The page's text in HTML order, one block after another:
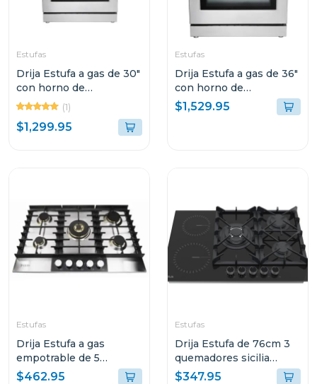
Estufas
Drija Estufa a gas de 30"
con horno de
convección
(1)
$1,299.95
Estufas
Drija Estufa a gas de 36"
con horno de
convección
$1,529.95
Estufas
Drija Estufa a gas
empotrable de 5
quemadores livorno 90
$462.95
Estufas
Drija Estufa de 76cm 3
quemadores sicilia
touch
$347.95